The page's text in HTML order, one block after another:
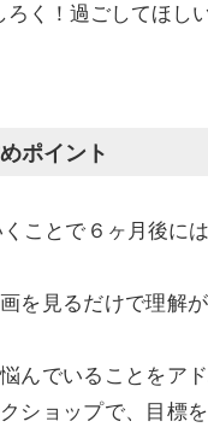
く！過ごしてほし
ポイント
ことで６ヶ月後に
を見るだけで理解
んでいることをア
ショップで、目標